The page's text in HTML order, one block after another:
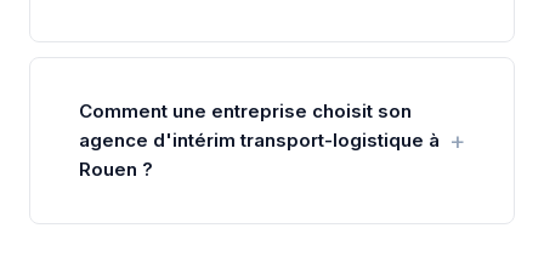
Comment une entreprise choisit son
agence d'intérim transport-logistique à
Rouen ?